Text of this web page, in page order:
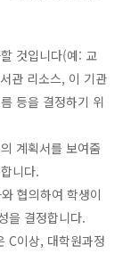
것입니다(예: 교
관 리소스, 이 기관
등을 결정하기 위
계획서를 보여줌
니다.
협의하여 학생이
을 결정합니다.
C이상, 대학원과정